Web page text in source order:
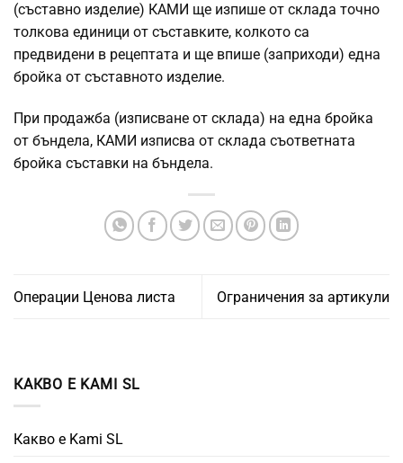
(съставно изделие) КАМИ ще изпише от склада точно
толкова единици от съставките, колкото са
предвидени в рецептата и ще впише (заприходи) една
бройка от съставното изделие.
При продажба (изписване от склада) на една бройка
от бъндела, КАМИ изписва от склада съответната
бройка съставки на бъндела.
Операции Ценова листа Ограничения за артикули
КАКВО Е KAMI SL
Какво е Kami SL